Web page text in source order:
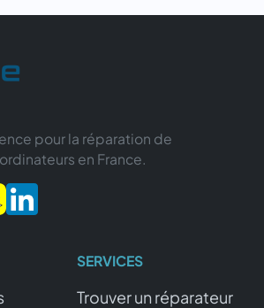
pour la réparation de
en France.
SERVICES
Trouver un réparateur